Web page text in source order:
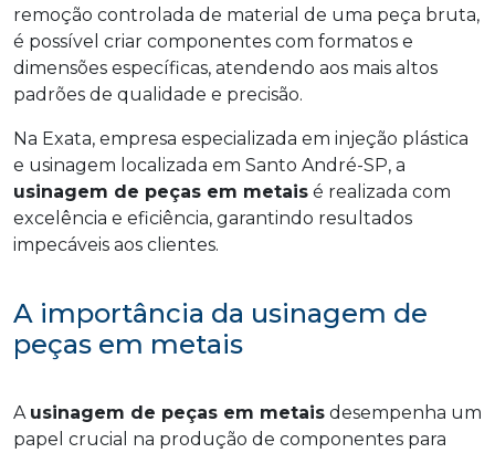
remoção controlada de material de uma peça bruta,
é possível criar componentes com formatos e
dimensões específicas, atendendo aos mais altos
padrões de qualidade e precisão.
Na Exata, empresa especializada em injeção plástica
e usinagem localizada em Santo André-SP, a
usinagem de peças em metais é realizada com
excelência e eficiência, garantindo resultados
impecáveis aos clientes.
A importância da usinagem de
peças em metais
A usinagem de peças em metais desempenha um
papel crucial na produção de componentes para